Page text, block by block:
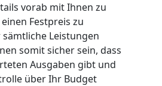
vorab mit Ihnen zu
Festpreis zu
Leistungen
somit sicher sein, dass
Ausgaben gibt und
über Ihr Budget